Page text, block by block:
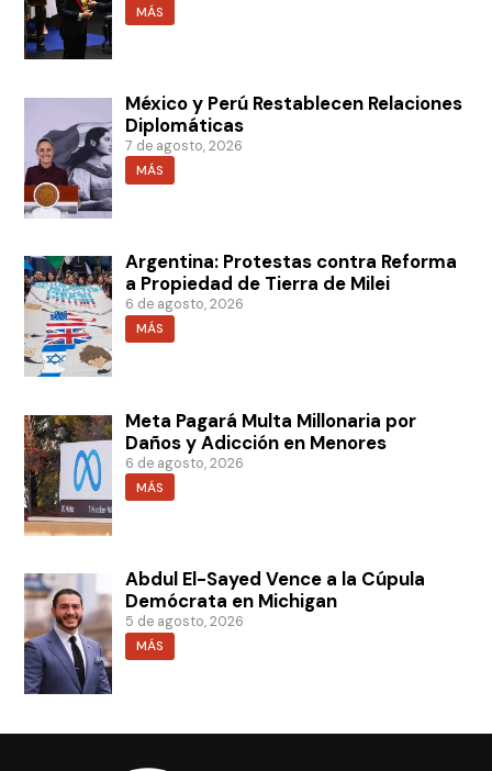
MÁS
México y Perú Restablecen Relaciones
Diplomáticas
7 de agosto, 2026
MÁS
Argentina: Protestas contra Reforma
a Propiedad de Tierra de Milei
6 de agosto, 2026
MÁS
Meta Pagará Multa Millonaria por
Daños y Adicción en Menores
6 de agosto, 2026
MÁS
Abdul El-Sayed Vence a la Cúpula
Demócrata en Michigan
5 de agosto, 2026
MÁS